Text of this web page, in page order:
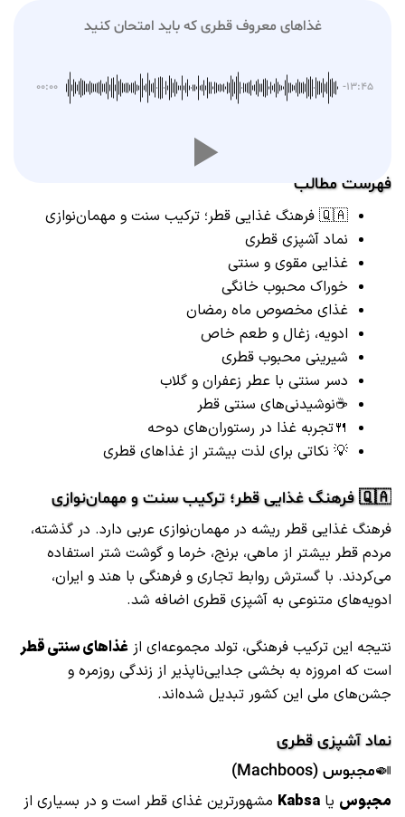
غذاهای معروف قطری که باید امتحان کنید
۰۰:۰۰ -۱۳:۴۵
فهرست مطالب
🇶🇦 فرهنگ غذایی قطر؛ ترکیب سنت و مهمان‌نوازی
نماد آشپزی قطری
غذایی مقوی و سنتی
خوراک محبوب خانگی
غذای مخصوص ماه رمضان
ادویه، زغال و طعم خاص
شیرینی محبوب قطری
دسر سنتی با عطر زعفران و گلاب
☕نوشیدنی‌های سنتی قطر
🍴تجربه غذا در رستوران‌های دوحه
💡 نکاتی برای لذت بیشتر از غذاهای قطری
🇶🇦 فرهنگ غذایی قطر؛ ترکیب سنت و مهمان‌نوازی
فرهنگ غذایی قطر ریشه در مهمان‌نوازی عربی دارد. در گذشته،
مردم قطر بیشتر از ماهی، برنج، خرما و گوشت شتر استفاده
می‌کردند. با گسترش روابط تجاری و فرهنگی با هند و ایران،
ادویه‌های متنوعی به آشپزی قطری اضافه شد.
نتیجه این ترکیب فرهنگی، تولد مجموعه‌ای از غذاهای سنتی قطر
است که امروزه به بخشی جدایی‌ناپذیر از زندگی روزمره و
جشن‌های ملی این کشور تبدیل شده‌اند.
نماد آشپزی قطری
🍛مجبوس (Machboos)
مجبوس یا Kabsa مشهورترین غذای قطر است و در بسیاری از